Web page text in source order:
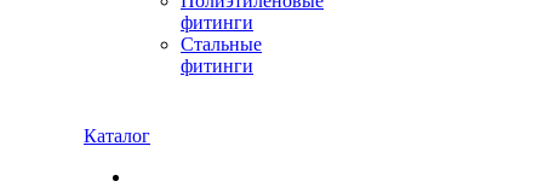
фитинги
Стальные
фитинги
Каталог